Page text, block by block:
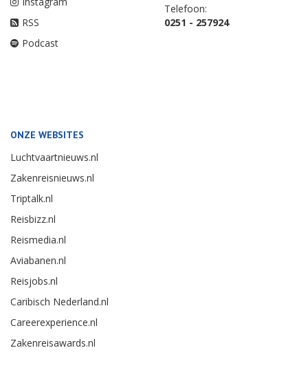
RSS
Podcast
Telefoon:
0251 - 257924
ONZE WEBSITES
Luchtvaartnieuws.nl
Zakenreisnieuws.nl
Triptalk.nl
Reisbizz.nl
Reismedia.nl
Aviabanen.nl
Reisjobs.nl
Caribisch Nederland.nl
Careerexperience.nl
Zakenreisawards.nl